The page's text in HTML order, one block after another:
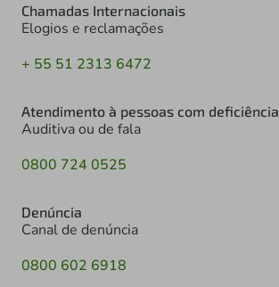
Chamadas Internacionais
Elogios e reclamações
+ 55 51 2313 6472
Atendimento à pessoas com deficiência
Auditiva ou de fala
0800 724 0525
Denúncia
Canal de denúncia
0800 602 6918